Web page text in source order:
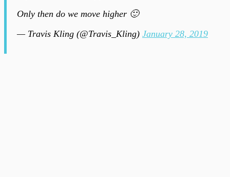
Only then do we move higher 🙂
— Travis Kling (@Travis_Kling) January 28, 2019